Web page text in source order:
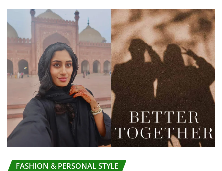
FASHION & PERSONAL STYLE